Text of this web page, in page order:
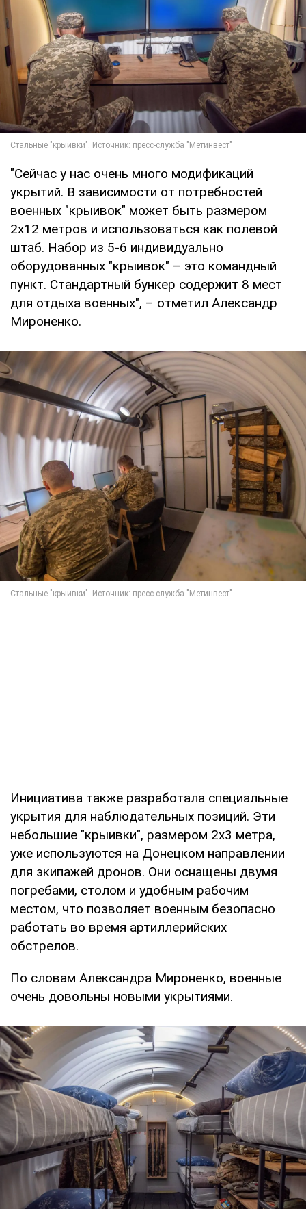
"Сейчас у нас очень много модификаций
укрытий. В зависимости от потребностей
военных "крыивок" может быть размером
2х12 метров и использоваться как полевой
штаб. Набор из 5-6 индивидуально
оборудованных "крыивок" – это командный
пункт. Стандартный бункер содержит 8 мест
для отдыха военных", – отметил Александр
Мироненко.
Инициатива также разработала специальные
укрытия для наблюдательных позиций. Эти
небольшие "крыивки", размером 2х3 метра,
уже используются на Донецком направлении
для экипажей дронов. Они оснащены двумя
погребами, столом и удобным рабочим
местом, что позволяет военным безопасно
работать во время артиллерийских
обстрелов.
По словам Александра Мироненко, военные
очень довольны новыми укрытиями.